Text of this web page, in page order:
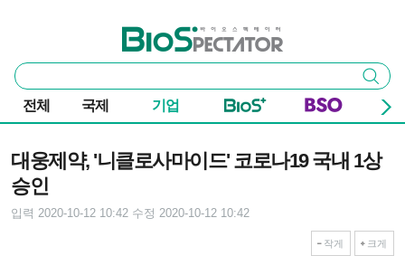
바이오스펙테이터
통
합
검
색
검색
전체 국제 기업
대웅제약, '니클로사마이드' 코로나19 국내 1상
승인
입력 2020-10-12 10:42 수정 2020-10-12 10:42
작게 크게